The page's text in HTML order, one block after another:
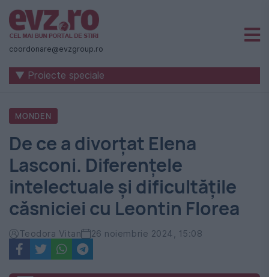
Știri
naționale
internaționale
România
-
Evenimentul
Zilei
coordonare@evzgroup.ro
▼ Proiecte speciale
MONDEN
De ce a divorțat Elena
Lasconi. Diferențele
intelectuale și dificultățile
căsniciei cu Leontin Florea
Teodora Vitan 26 noiembrie 2024, 15:08